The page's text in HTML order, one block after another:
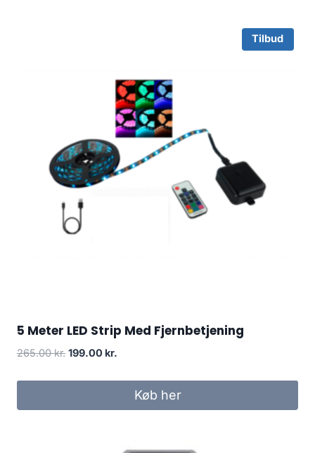
Tilbud
5 Meter LED Strip Med Fjernbetjening
265.00kr. Original
was:
199.00 kr.
is:
199.00 kr..
Køb her